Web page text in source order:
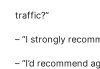
traffic?”
– “I strongly
– “I’d recommend